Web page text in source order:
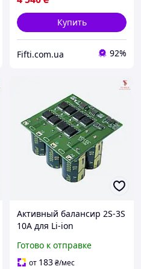
Купить
Fifti.com.ua 92%
Активный балансир 2S-3S
10A для Li-ion
Готово к отправке
от 183₴/мес